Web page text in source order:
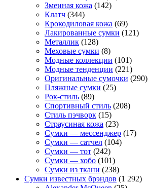
Змеиная кожа (142)
Клатч (344)
Крокодиловая кожа (69)
Лакированные сумки (121)
Металлик (128)
Меховые сумки (8)
Модные коллекции (101)
Модные тенденции (221)
Оригинальные сумочки (290)
Пляжные сумки (25)
Рок-стиль (89)
Спортивный стиль (208)
Стиль пэчворк (15)
Страусиная кожа (23)
Сумки — мессенджер (17)
Сумки — сатчел (104)
Сумки — тот (242)
Сумки — хобо (101)
Сумки из ткани (238)
Сумки известных брэндов (1 292)